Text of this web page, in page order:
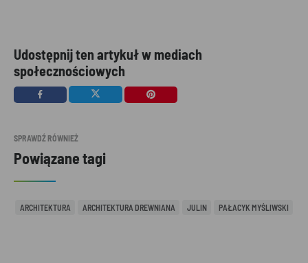
Udostępnij ten artykuł w mediach
społecznościowych
SPRAWDŹ RÓWNIEŻ
Powiązane tagi
ARCHITEKTURA ARCHITEKTURA DREWNIANA JULIN PAŁACYK MYŚLIWSKI